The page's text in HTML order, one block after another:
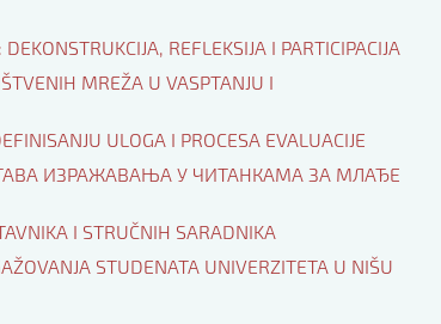
REFLEKSIJA I PARTICIPACIJA
MREŽA U VASPTANJU I
ULOGA I PROCESA EVALUACIJЕ
ИЗРАЖАВАЊА У ЧИТАНКАМА ЗА МЛАЂЕ
I STRUČNIH SARADNIKA
STUDENATA UNIVERZITETA U NIŠU